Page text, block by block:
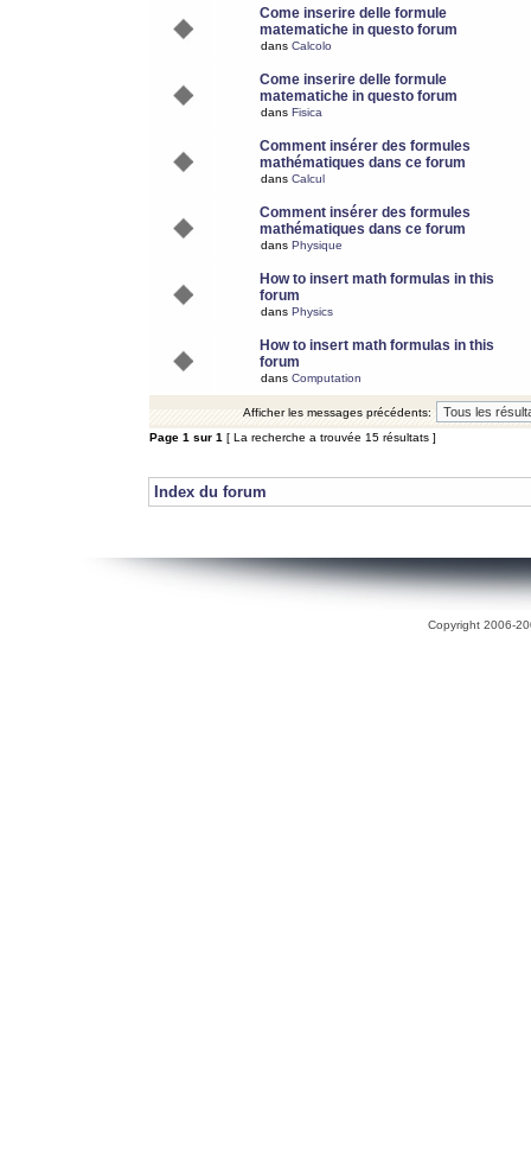
Come inserire delle formule
matematiche in questo forum
dans Calcolo
Come inserire delle formule
matematiche in questo forum
dans Fisica
Comment insérer des formules
mathématiques dans ce forum
dans Calcul
Comment insérer des formules
mathématiques dans ce forum
dans Physique
How to insert math formulas in this
forum
dans Physics
How to insert math formulas in this
forum
dans Computation
Afficher les messages précédents:
Page 1 sur 1 [ La recherche a trouvée 15 résultats ]
Index du forum
Copyright 2006-